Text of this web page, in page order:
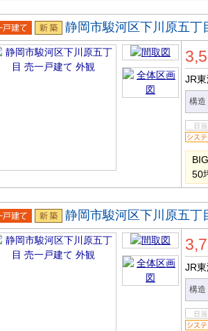
戸建 新築
静岡市駿河区下川原五丁
JR
構造
50
戸建 新築
静岡市駿河区下川原五丁
JR
構造